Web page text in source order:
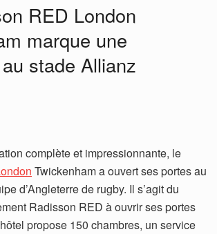
RED London
marque une
stade Allianz
complète et impressionnante, le
Twickenham a ouvert ses portes au
d’Angleterre de rugby. Il s’agit du
Radisson RED à ouvrir ses portes
propose 150 chambres, un service